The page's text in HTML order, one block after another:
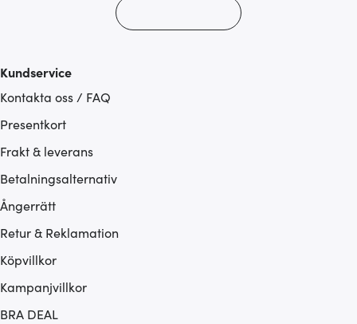
Kundservice
Kontakta oss / FAQ
Presentkort
Frakt & leverans
Betalningsalternativ
Ångerrätt
Retur & Reklamation
Köpvillkor
Kampanjvillkor
BRA DEAL